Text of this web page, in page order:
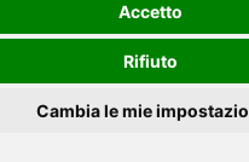
Accetto
Rifiuto
Cambia le mie